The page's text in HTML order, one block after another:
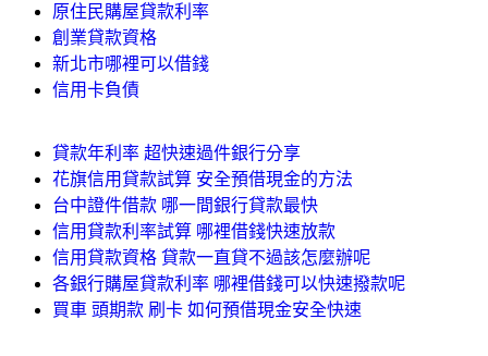
原住民購屋貸款利率
創業貸款資格
新北市哪裡可以借錢
信用卡負債
貸款年利率 超快速過件銀行分享
花旗信用貸款試算 安全預借現金的方法
台中證件借款 哪一間銀行貸款最快
信用貸款利率試算 哪裡借錢快速放款
信用貸款資格 貸款一直貸不過該怎麼辦呢
各銀行購屋貸款利率 哪裡借錢可以快速撥款呢
買車 頭期款 刷卡 如何預借現金安全快速